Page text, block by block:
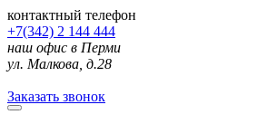
контактный телефон
+7(342) 2 144 444
наш офис в Перми
ул. Малкова, д.28
Заказать звонок